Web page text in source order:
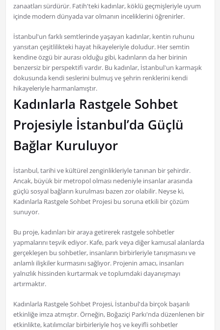
zanaatları sürdürür. Fatih'teki kadınlar, köklü geçmişleriyle uyum
içinde modern dünyada var olmanın inceliklerini öğrenirler.
İstanbul'un farklı semtlerinde yaşayan kadınlar, kentin ruhunu
yansıtan çeşitlilikteki hayat hikayeleriyle doludur. Her semtin
kendine özgü bir aurası olduğu gibi, kadınların da her birinin
benzersiz bir perspektifi vardır. Bu kadınlar, İstanbul'un karmaşık
dokusunda kendi seslerini bulmuş ve şehrin renklerini kendi
hikayeleriyle harmanlamıştır.
Kadınlarla Rastgele Sohbet
Projesiyle İstanbul’da Güçlü
Bağlar Kuruluyor
İstanbul, tarihi ve kültürel zenginlikleriyle tanınan bir şehirdir.
Ancak, büyük bir metropol olması nedeniyle insanlar arasında
güçlü sosyal bağların kurulması bazen zor olabilir. Neyse ki,
Kadınlarla Rastgele Sohbet Projesi bu soruna etkili bir çözüm
sunuyor.
Bu proje, kadınları bir araya getirerek rastgele sohbetler
yapmalarını teşvik ediyor. Kafe, park veya diğer kamusal alanlarda
gerçekleşen bu sohbetler, insanların birbirleriyle tanışmasını ve
anlamlı ilişkiler kurmasını sağlıyor. Projenin amacı, insanları
yalnızlık hissinden kurtarmak ve toplumdaki dayanışmayı
artırmaktır.
Kadınlarla Rastgele Sohbet Projesi, İstanbul'da birçok başarılı
etkinliğe imza atmıştır. Örneğin, Boğaziçi Parkı'nda düzenlenen bir
etkinlikte, katılımcılar birbirleriyle hoş ve keyifli sohbetler